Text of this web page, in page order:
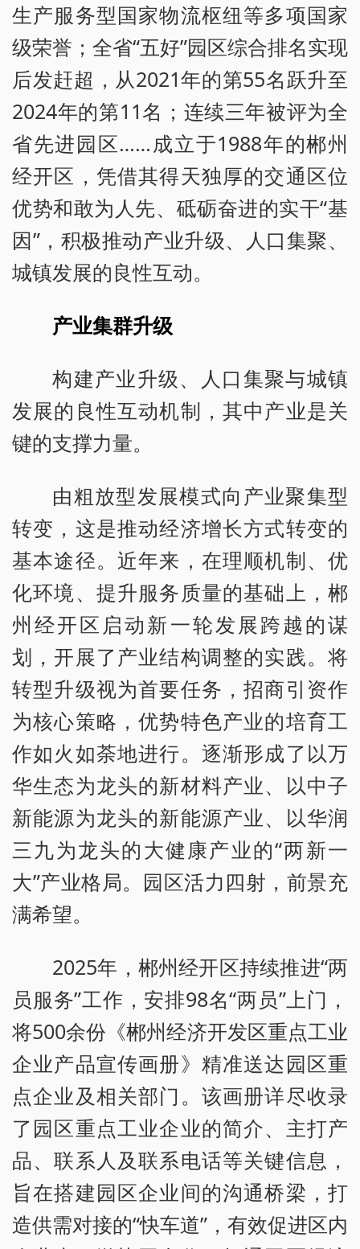
生产服务型国家物流枢纽等多项国家
级荣誉；全省“五好”园区综合排名实现
后发赶超，从2021年的第55名跃升至
2024年的第11名；连续三年被评为全
省先进园区……成立于1988年的郴州
经开区，凭借其得天独厚的交通区位
优势和敢为人先、砥砺奋进的实干“基
因”，积极推动产业升级、人口集聚、
城镇发展的良性互动。
产业集群升级
构建产业升级、人口集聚与城镇
发展的良性互动机制，其中产业是关
键的支撑力量。
由粗放型发展模式向产业聚集型
转变，这是推动经济增长方式转变的
基本途径。近年来，在理顺机制、优
化环境、提升服务质量的基础上，郴
州经开区启动新一轮发展跨越的谋
划，开展了产业结构调整的实践。将
转型升级视为首要任务，招商引资作
为核心策略，优势特色产业的培育工
作如火如荼地进行。逐渐形成了以万
华生态为龙头的新材料产业、以中子
新能源为龙头的新能源产业、以华润
三九为龙头的大健康产业的“两新一
大”产业格局。园区活力四射，前景充
满希望。
2025年，郴州经开区持续推进“两
员服务”工作，安排98名“两员”上门，
将500余份《郴州经济开发区重点工业
企业产品宣传画册》精准送达园区重
点企业及相关部门。该画册详尽收录
了园区重点工业企业的简介、主打产
品、联系人及联系电话等关键信息，
旨在搭建园区企业间的沟通桥梁，打
造供需对接的“快车道”，有效促进区内